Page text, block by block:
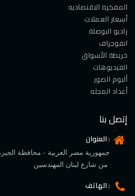
المفكرة الاقتصاديه
أسعار العملات
راديو البوصلة
انفوجراف
خريطة الأسواق
الفيديوهات
ألبوم الصور
أعداد المجله
إتصل بنا
العنوان :
الهاتف :